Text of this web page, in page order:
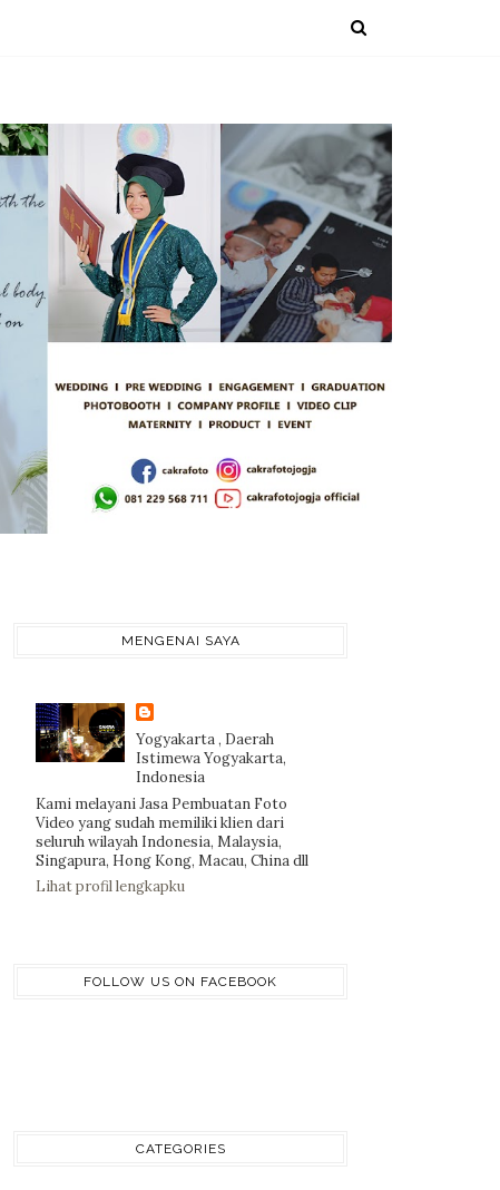
MENGENAI SAYA
Yogyakarta , Daerah
Istimewa Yogyakarta,
Indonesia
Kami melayani Jasa Pembuatan Foto
Video yang sudah memiliki klien dari
seluruh wilayah Indonesia, Malaysia,
Singapura, Hong Kong, Macau, China dll
Lihat profil lengkapku
FOLLOW US ON FACEBOOK
CATEGORIES